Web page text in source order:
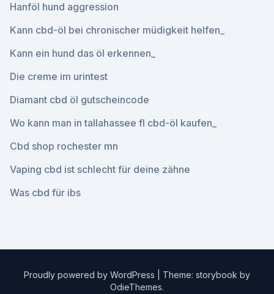
Hanföl hund aggression
Kann cbd-öl bei chronischer müdigkeit helfen_
Kann ein hund das öl erkennen_
Die creme im urintest
Diamant cbd öl gutscheincode
Wo kann man in tallahassee fl cbd-öl kaufen_
Cbd shop rochester mn
Vaping cbd ist schlecht für deine zähne
Was cbd für ibs
Proudly powered by WordPress
Theme: storybook by
OdieThemes.